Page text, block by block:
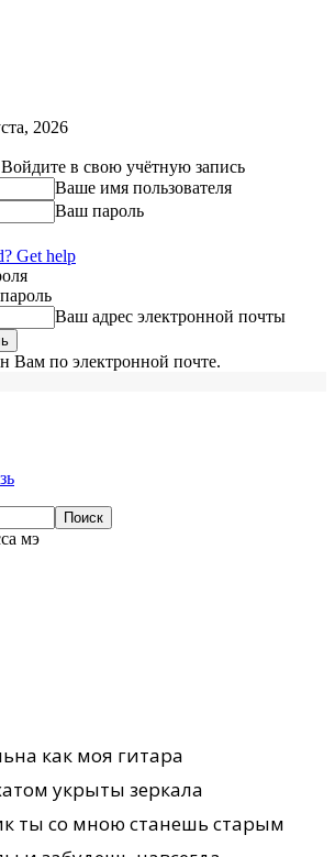
2026
в свою учётную запись
Ваше имя пользователя
Ваш пароль
Get help
Ваш адрес электронной почты
Вам по электронной почте.
мэ
как моя гитара
укрыты зеркала
ты со мною станешь старым